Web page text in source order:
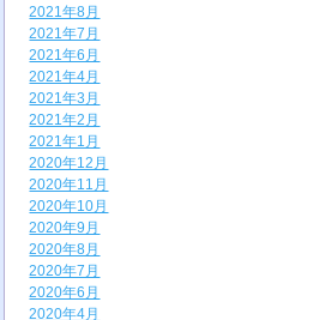
2021年8月
2021年7月
2021年6月
2021年4月
2021年3月
2021年2月
2021年1月
2020年12月
2020年11月
2020年10月
2020年9月
2020年8月
2020年7月
2020年6月
2020年4月